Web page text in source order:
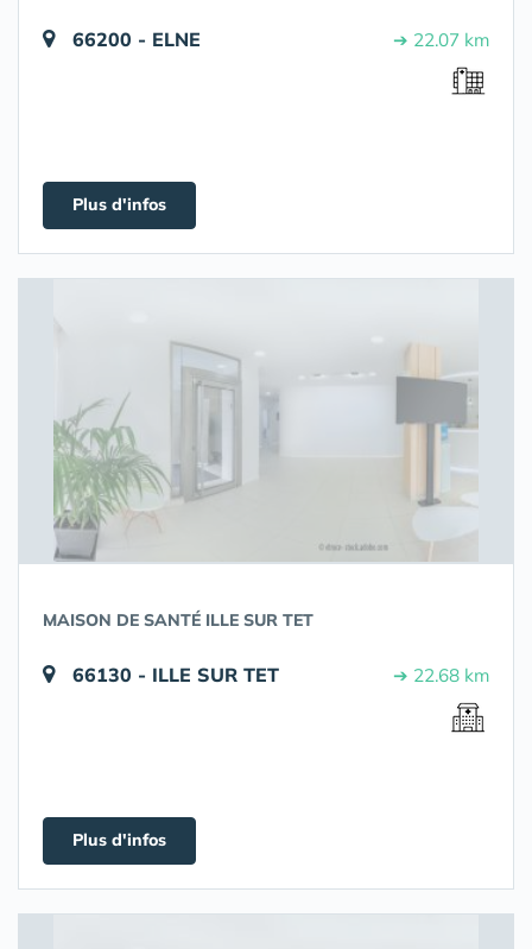
66200 - ELNE ➔ 22.07 km
Plus d'infos
MAISON DE SANTÉ ILLE SUR TET
66130 - ILLE SUR TET ➔ 22.68 km
Plus d'infos